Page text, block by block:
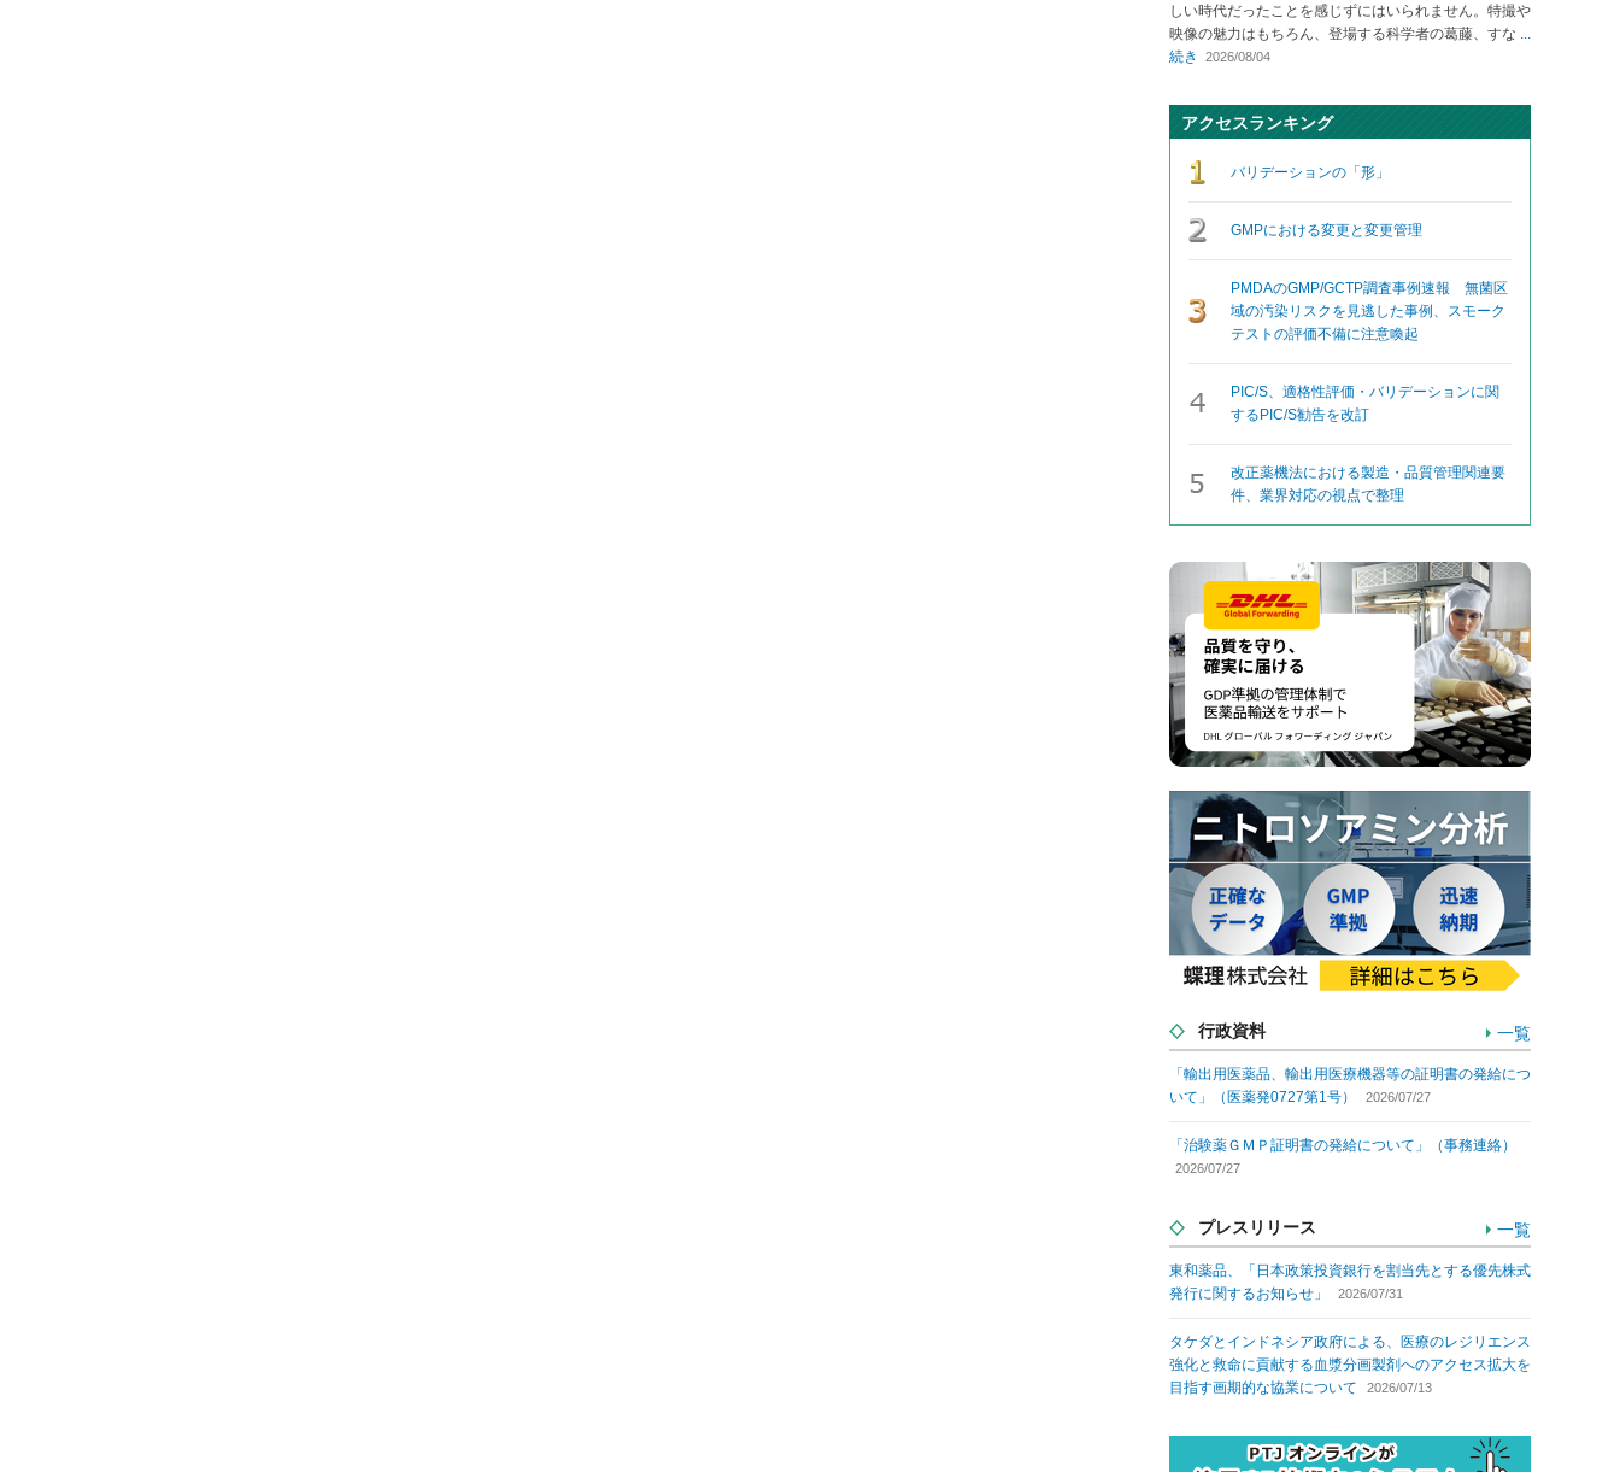
しい時代だったことを感じずにはいられません。特撮や
映像の魅力はもちろん、登場する科学者の葛藤、すな ...
続き
2026/08/04
アクセスランキング
バリデーションの「形」
GMPにおける変更と変更管理
PMDAのGMP/GCTP調査事例速報 無菌区
域の汚染リスクを見逃した事例、スモーク
テストの評価不備に注意喚起
PIC/S、適格性評価・バリデーションに関
するPIC/S勧告を改訂
改正薬機法における製造・品質管理関連要
件、業界対応の視点で整理
行政資料 一覧
「輸出用医薬品、輸出用医療機器等の証明書の発給につ
いて」（医薬発0727第1号）
2026/07/27
「治験薬ＧＭＰ証明書の発給について」（事務連絡）
2026/07/27
プレスリリース 一覧
東和薬品、「日本政策投資銀行を割当先とする優先株式
発行に関するお知らせ」
2026/07/31
タケダとインドネシア政府による、医療のレジリエンス
強化と救命に貢献する血漿分画製剤へのアクセス拡大を
目指す画期的な協業について
2026/07/13